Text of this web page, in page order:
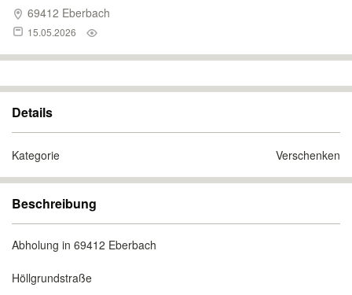
69412 Eberbach
15.05.2026
Details
Kategorie Verschenken
Beschreibung
Abholung in 69412 Eberbach
Höllgrundstraße